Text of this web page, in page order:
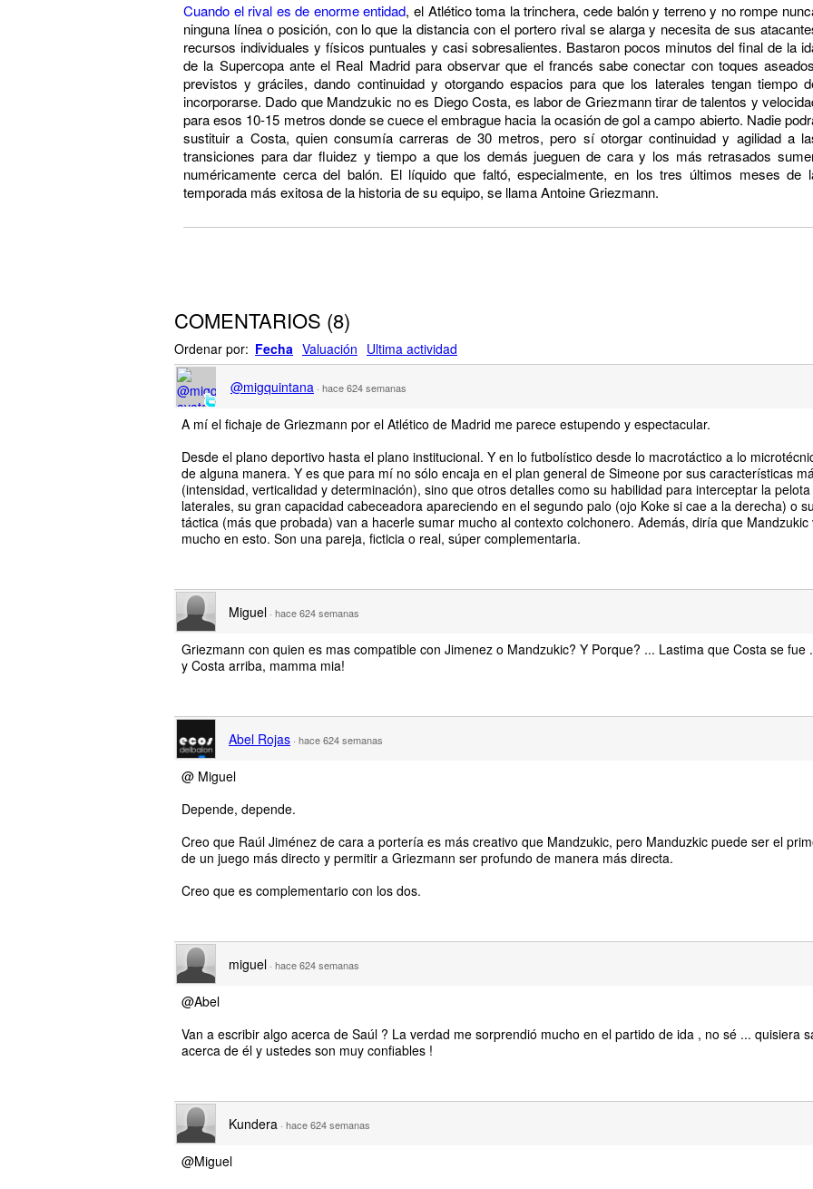
Cuando el rival es de enorme entidad, el Atlético toma la trinchera, cede balón y terreno y no rompe
ninguna línea o posición, con lo que la distancia con el portero rival se alarga y necesita de sus
recursos individuales y físicos puntuales y casi sobresalientes. Bastaron pocos minutos del final de la
de la Supercopa ante el Real Madrid para observar que el francés sabe conectar con toques
previstos y gráciles, dando continuidad y otorgando espacios para que los laterales tengan tiempo
incorporarse. Dado que Mandzukic no es Diego Costa, es labor de Griezmann tirar de talentos y
para esos 10-15 metros donde se cuece el embrague hacia la ocasión de gol a campo abierto. Nadie
sustituir a Costa, quien consumía carreras de 30 metros, pero sí otorgar continuidad y agilidad a
transiciones para dar fluidez y tiempo a que los demás jueguen de cara y los más retrasados
numéricamente cerca del balón. El líquido que faltó, especialmente, en los tres últimos meses de
temporada más exitosa de la historia de su equipo, se llama Antoine Griezmann.
COMENTARIOS (8)
Ordenar por: Fecha Valuación Ultima actividad
@migquintana · hace 624 semanas
A mí el fichaje de Griezmann por el Atlético de Madrid me parece estupendo y espectacular.
Desde el plano deportivo hasta el plano institucional. Y en lo futbolístico desde lo macrotáctico a lo
de alguna manera. Y es que para mí no sólo encaja en el plan general de Simeone por sus características
(intensidad, verticalidad y determinación), sino que otros detalles como su habilidad para interceptar la
laterales, su gran capacidad cabeceadora apareciendo en el segundo palo (ojo Koke si cae a la derecha) o
táctica (más que probada) van a hacerle sumar mucho al contexto colchonero. Además, diría que
mucho en esto. Son una pareja, ficticia o real, súper complementaria.
Miguel · hace 624 semanas
Griezmann con quien es mas compatible con Jimenez o Mandzukic? Y Porque? ... Lastima que Costa se fue
y Costa arriba, mamma mia!
Abel Rojas · hace 624 semanas
@ Miguel
Depende, depende.
Creo que Raúl Jiménez de cara a portería es más creativo que Mandzukic, pero Manduzkic puede ser el
de un juego más directo y permitir a Griezmann ser profundo de manera más directa.
Creo que es complementario con los dos.
miguel · hace 624 semanas
@Abel
Van a escribir algo acerca de Saúl ? La verdad me sorprendió mucho en el partido de ida , no sé ... quisiera
acerca de él y ustedes son muy confiables !
Kundera · hace 624 semanas
@Miguel